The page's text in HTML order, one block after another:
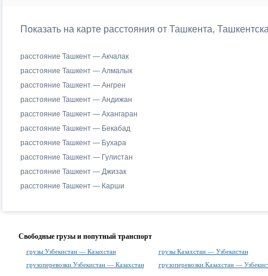
Показать на карте расстояния от Ташкента,
расстояние Ташкент — Акчалак
расстояние Ташкент — Алмалык
расстояние Ташкент — Ангрен
расстояние Ташкент — Андижан
расстояние Ташкент — Ахангаран
расстояние Ташкент — Бекабад
расстояние Ташкент — Бухара
расстояние Ташкент — Гулистан
расстояние Ташкент — Джизак
расстояние Ташкент — Карши
Свободные грузы и попутный транспорт
грузы Узбекистан — Казахстан
грузы Казахстан — Узбекистан
грузоперевозки Узбекистан — Казахстан
грузоперевозки Казахстан —